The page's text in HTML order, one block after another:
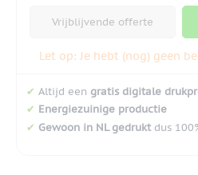
Vrijblijvende offerte
Let op: Je hebt (nog) geen
✔ Altijd een gratis digitale
✔ Energiezuinige productie
✔ Gewoon in NL gedruktdus